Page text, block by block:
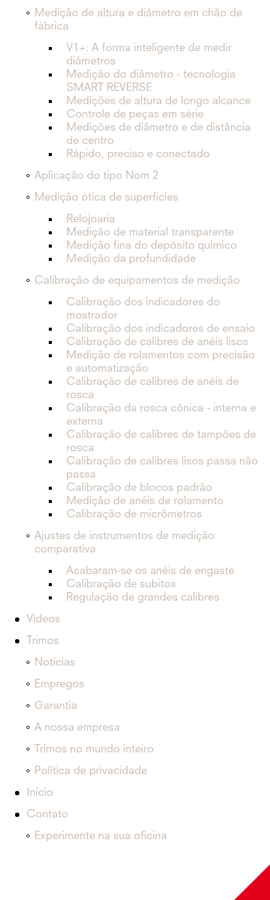
Medição de altura e diâmetro em chão de
fábrica
V1+: A forma inteligente de medir
diâmetros
Medição do diâmetro - tecnologia
SMART REVERSE
Medições de altura de longo alcance
Controle de peças em série
Medições de diâmetro e de distância
de centro
Rápido, preciso e conectado
Aplicação do tipo Nom 2
Medição ótica de superfícies
Relojoaria
Medição de material transparente
Medição fina do depósito químico
Medição da profundidade
Calibração de equipamentos de medição
Calibração dos indicadores do
mostrador
Calibração dos indicadores de ensaio
Calibração de calibres de anéis lisos
Medição de rolamentos com precisão
e automatização
Calibração de calibres de anéis de
rosca
Calibração da rosca cônica - interna e
externa
Calibração de calibres de tampões de
rosca
Calibração de calibres lisos passa não
passa
Calibração de blocos padrão
Medição de anéis de rolamento
Calibração de micrômetros
Ajustes de instrumentos de medição
comparativa
Acabaram-se os anéis de engaste
Calibração de subitos
Regulação de grandes calibres
Vídeos
Trimos
Notícias
Empregos
Garantia
A nossa empresa
Trimos no mundo inteiro
Política de privacidade
Início
Contato
Experimente na sua oficina